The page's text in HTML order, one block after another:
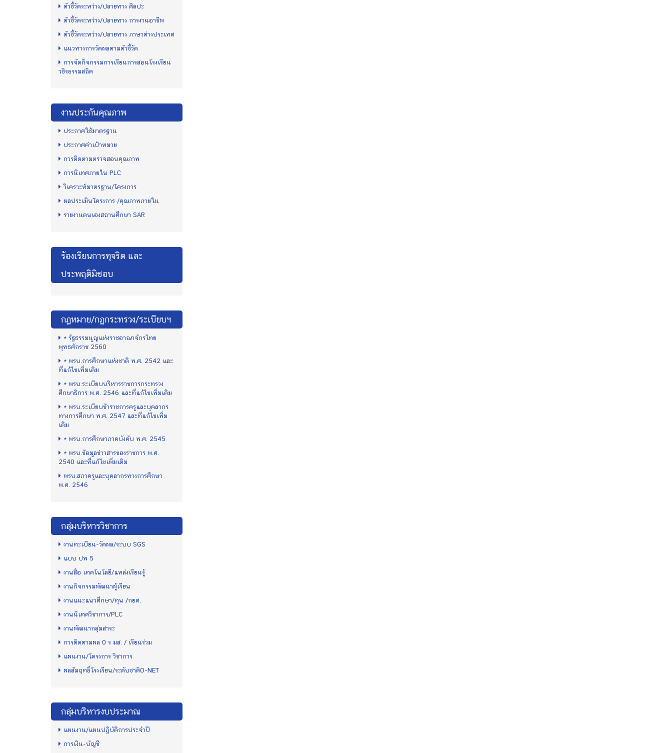
ตัวชี้วัดระหว่าง/ปลายทาง ศิลปะ
ตัวชี้วัดระหว่าง/ปลายทาง การงานอาชีพ
ตัวชี้วัดระหว่าง/ปลายทาง ภาษาต่างประเทศ
แนวทางการวัดผลตามตัวชี้วัด
การจัดกิจกรรมการเรียนการสอนโรงเรียน
วชิรธรรมสถิต
งานประกันคุณภาพ
ประกาศใช้มาตรฐาน
ประกาศค่าเป้าหมาย
การติดตามตรวจสอบคุณภาพ
การนิเทศภายใน PLC
วิเคราะห์มาตรฐาน/โครงการ
ผลประเมินโครงการ /คุณภาพภายใน
รายงานตนเองสถานศึกษา SAR
ร้องเรียนการทุจริต และ
ประพฤติมิชอบ
กฏหมาย/กฏกระทรวง/ระเบียบฯ
* รัฐธรรมนูญแห่งราชอาณาจักรไทย
พุทธศักราช 2560
* พรบ.การศึกษาแห่งชาติ พ.ศ. 2542 และ
ที่แก้ไขเพิ่มเติม
* พรบ.ระเบียบบริหารราชการกระทรวง
ศึกษาธิการ พ.ศ. 2546 และที่แก้ไขเพิ่มเติม
* พรบ.ระเบียบข้าราชการครูและบุคลากร
ทางการศึกษา พ.ศ. 2547 และที่แก้ไขเพิ่ม
เติม
* พรบ.การศึกษาภาคบังคับ พ.ศ. 2545
* พรบ.ข้อมูลข่าวสารของราชการ พ.ศ.
2540 และที่แก้ไขเพิ่มเติม
พรบ.สภาครูและบุคลากรทางการศึกษา
พ.ศ. 2546
กลุ่มบริหารวิชาการ
งานทะเบียน-วัดผล/ระบบ SGS
แบบ ปพ 5
งานสื่อ เทคโนโลยี/แหล่งเรียนรู้
งานกิจกรรมพัฒนาผู้เรียน
งานแนะแนวศึกษา/ทุน /กยศ.
งานนิเทศวิชาการ/PLC
งานพัฒนากลุ่มสาระ
การติดตามผล 0 ร มส. / เรียนร่วม
แผนงาน/โครงการ วิชาการ
ผลสัมฤทธิ์โรงเรียน/ระดับชาติO-NET
กลุ่มบริหารงบประมาณ
แผนงาน/แผนปฏิบัติการประจำปี
การเงิน-บัญชี